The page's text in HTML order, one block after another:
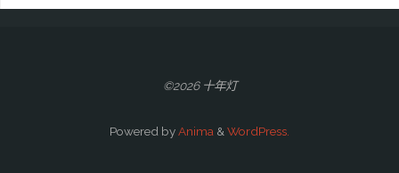
©2026 十年灯
Powered byAnima & WordPress.